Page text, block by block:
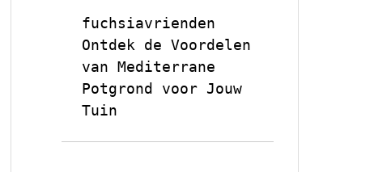
fuchsiavrienden
Ontdek de Voordelen
van Mediterrane
Potgrond voor Jouw
Tuin